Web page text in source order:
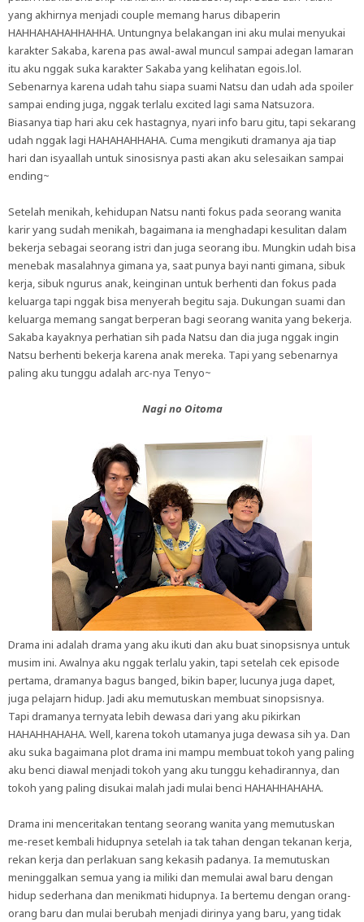
yang akhirnya menjadi couple memang harus dibaperin
HAHHAHAHAHHAHHA. Untungnya belakangan ini aku mulai menyukai
karakter Sakaba, karena pas awal-awal muncul sampai adegan lamaran
itu aku nggak suka karakter Sakaba yang kelihatan egois.lol.
Sebenarnya karena udah tahu siapa suami Natsu dan udah ada spoiler
sampai ending juga, nggak terlalu excited lagi sama Natsuzora.
Biasanya tiap hari aku cek hastagnya, nyari info baru gitu, tapi sekarang
udah nggak lagi HAHAHAHHAHA. Cuma mengikuti dramanya aja tiap
hari dan isyaallah untuk sinosisnya pasti akan aku selesaikan sampai
ending~
Setelah menikah, kehidupan Natsu nanti fokus pada seorang wanita
karir yang sudah menikah, bagaimana ia menghadapi kesulitan dalam
bekerja sebagai seorang istri dan juga seorang ibu. Mungkin udah bisa
menebak masalahnya gimana ya, saat punya bayi nanti gimana, sibuk
kerja, sibuk ngurus anak, keinginan untuk berhenti dan fokus pada
keluarga tapi nggak bisa menyerah begitu saja. Dukungan suami dan
keluarga memang sangat berperan bagi seorang wanita yang bekerja.
Sakaba kayaknya perhatian sih pada Natsu dan dia juga nggak ingin
Natsu berhenti bekerja karena anak mereka. Tapi yang sebenarnya
paling aku tunggu adalah arc-nya Tenyo~
Nagi no Oitoma
Drama ini adalah drama yang aku ikuti dan aku buat sinopsisnya untuk
musim ini. Awalnya aku nggak terlalu yakin, tapi setelah cek episode
pertama, dramanya bagus banged, bikin baper, lucunya juga dapet,
juga pelajarn hidup. Jadi aku memutuskan membuat sinopsisnya.
Tapi dramanya ternyata lebih dewasa dari yang aku pikirkan
HAHAHHAHAHA. Well, karena tokoh utamanya juga dewasa sih ya. Dan
aku suka bagaimana plot drama ini mampu membuat tokoh yang paling
aku benci diawal menjadi tokoh yang aku tunggu kehadirannya, dan
tokoh yang paling disukai malah jadi mulai benci HAHAHHAHAHA.
Drama ini menceritakan tentang seorang wanita yang memutuskan
me-reset kembali hidupnya setelah ia tak tahan dengan tekanan kerja,
rekan kerja dan perlakuan sang kekasih padanya. Ia memutuskan
meninggalkan semua yang ia miliki dan memulai awal baru dengan
hidup sederhana dan menikmati hidupnya. Ia bertemu dengan orang-
orang baru dan mulai berubah menjadi dirinya yang baru, yang tidak